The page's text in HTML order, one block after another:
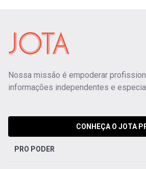
Nossa missão é empoderar
informações independentes e
CONHEÇA O JOTA
PRO PODER